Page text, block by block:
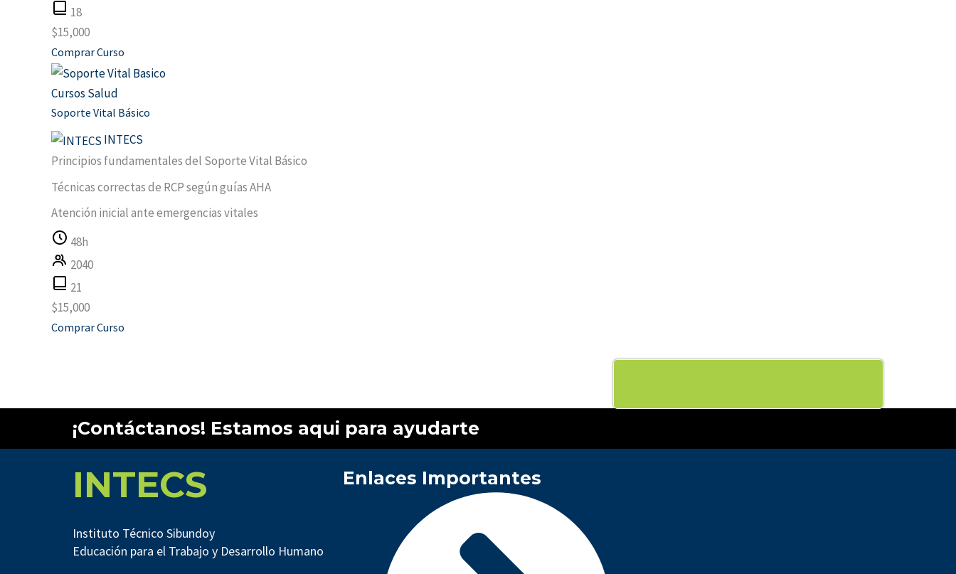
18
$15,000
Comprar Curso
Cursos Salud
Soporte Vital Básico
INTECS
Principios fundamentales del Soporte Vital Básico
Técnicas correctas de RCP según guías AHA
Atención inicial ante emergencias vitales
48h
2040
21
$15,000
Comprar Curso
¡Contáctanos! Estamos aqui para ayudarte
INTECS
Instituto Técnico Sibundoy
Educación para el Trabajo y Desarrollo Humano
Enlaces Importantes